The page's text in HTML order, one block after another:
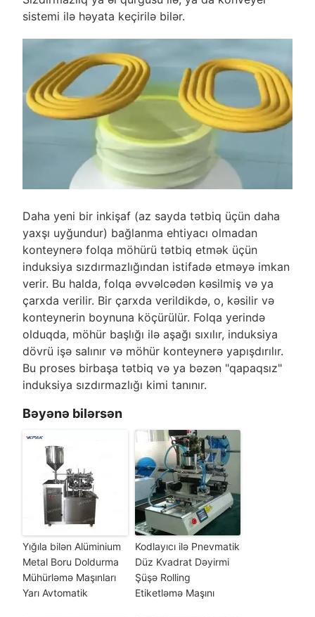
sistemi ilə həyata keçirilə bilər.
Daha yeni bir inkişaf (az sayda tətbiq üçün daha
yaxşı uyğundur) bağlanma ehtiyacı olmadan
konteynerə folqa möhürü tətbiq etmək üçün
induksiya sızdırmazlığından istifadə etməyə imkan
verir. Bu halda, folqa əvvəlcədən kəsilmiş və ya
çarxda verilir. Bir çarxda verildikdə, o, kəsilir və
konteynerin boynuna köçürülür. Folqa yerində
olduqda, möhür başlığı ilə aşağı sıxılır, induksiya
dövrü işə salınır və möhür konteynerə yapışdırılır.
Bu proses birbaşa tətbiq və ya bəzən "qapaqsız"
induksiya sızdırmazlığı kimi tanınır.
Bəyənə bilərsən
Yığıla bilən Alüminium
Metal Boru Doldurma
Mühürləmə Maşınları
Yarı Avtomatik
Kodlayıcı ilə Pnevmatik
Düz Kvadrat Dəyirmi
Şüşə Rolling
Etiketləmə Maşını